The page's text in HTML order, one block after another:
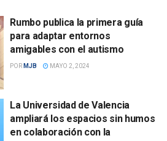
Rumbo publica la primera guía
para adaptar entornos
amigables con el autismo
POR MJB MAYO 2, 2024
La Universidad de Valencia
ampliará los espacios sin humos
en colaboración con la